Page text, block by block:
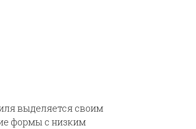
выделяется своим
формы с низким